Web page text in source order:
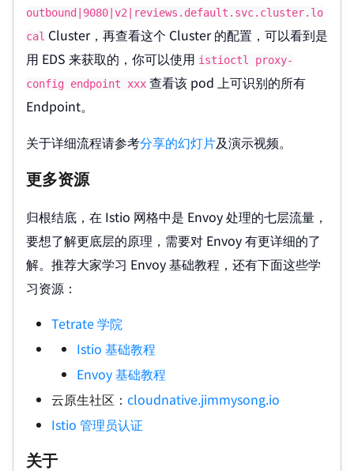
outbound|9080|v2|reviews.default.svc.cluster.lo
cal Cluster，再查看这个 Cluster 的配置，可以看到是
用 EDS 来获取的，你可以使用 istioctl proxy-
config endpoint xxx 查看该 pod 上可识别的所有
Endpoint。
关于详细流程请参考分享的幻灯片及演示视频。
更多资源
归根结底，在 Istio 网格中是 Envoy 处理的七层流量，
要想了解更底层的原理，需要对 Envoy 有更详细的了
解。推荐大家学习 Envoy 基础教程，还有下面这些学
习资源：
Tetrate 学院
Istio 基础教程
Envoy 基础教程
云原生社区： cloudnative.jimmysong.io
Istio 管理员认证
关于